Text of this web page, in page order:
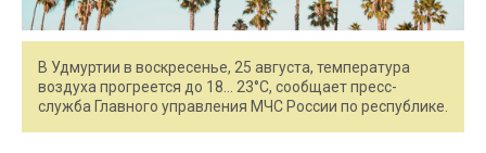
В Удмуртии в воскресенье, 25 августа, температура
воздуха прогреется до 18… 23°С, сообщает пресс-
служба Главного управления МЧС России по республике.